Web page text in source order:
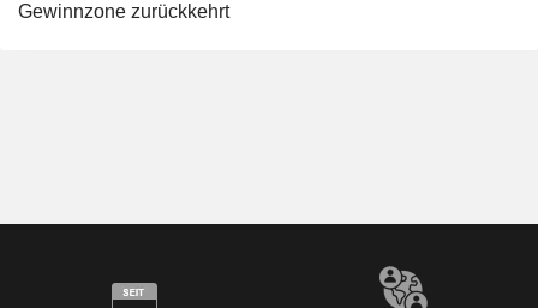
Gewinnzone zurückkehrt